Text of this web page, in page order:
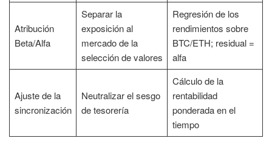
Atribución
Beta/Alfa
Separar la
exposición al
mercado de la
selección de valores
Regresión de los
rendimientos sobre
BTC/ETH; residual =
alfa
Ajuste de la
sincronización
Neutralizar el sesgo
de tesorería
Cálculo de la
rentabilidad
ponderada en el
tiempo